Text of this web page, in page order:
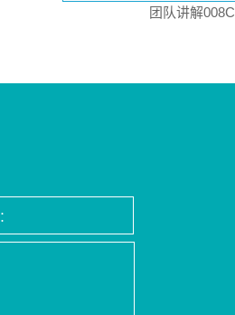
团队讲解008C